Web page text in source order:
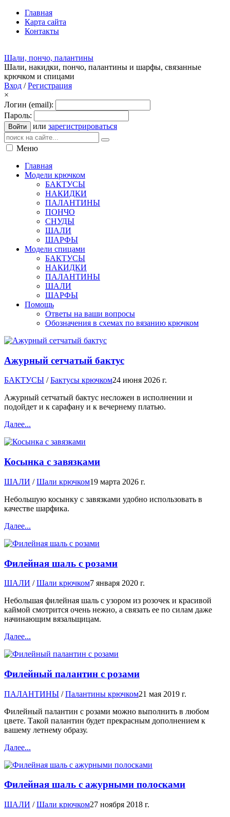
Главная
Карта сайта
Контакты
Шали, пончо, палантины
Шали, накидки, пончо, палантины и шарфы, связанные
крючком и спицами
Вход /Регистрация
×
Логин (email):
Пароль:
Войти или зарегистрироваться
Меню
Главная
Модели крючком
БАКТУСЫ
НАКИДКИ
ПАЛАНТИНЫ
ПОНЧО
СНУДЫ
ШАЛИ
ШАРФЫ
Модели спицами
БАКТУСЫ
НАКИДКИ
ПАЛАНТИНЫ
ШАЛИ
ШАРФЫ
Помощь
Ответы на ваши вопросы
Обозначения в схемах по вязанию крючком
Ажурный сетчатый бактус
БАКТУСЫ /Бактусы крючком24 июня 2026 г.
Ажурный сетчатый бактус несложен в исполнении и
подойдет и к сарафану и к вечернему платью.
Далее...
Косынка с завязками
ШАЛИ /Шали крючком19 марта 2026 г.
Небольшую косынку с завязками удобно использовать в
качестве шарфика.
Далее...
Филейная шаль с розами
ШАЛИ /Шали крючком7 января 2020 г.
Небольшая филейная шаль с узором из розочек и красивой
каймой смотрится очень нежно, а связать ее по силам даже
начинающим вязальщицам.
Далее...
Филейный палантин с розами
ПАЛАНТИНЫ /Палантины крючком21 мая 2019 г.
Филейный палантин с розами можно выполнить в любом
цвете. Такой палантин будет прекрасным дополнением к
вашему летнему образу.
Далее...
Филейная шаль с ажурными полосками
ШАЛИ /Шали крючком27 ноября 2018 г.